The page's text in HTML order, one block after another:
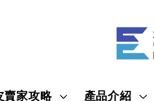
賣家攻略 產品介紹